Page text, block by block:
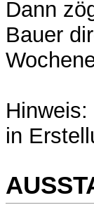
Dann
Bauer
in